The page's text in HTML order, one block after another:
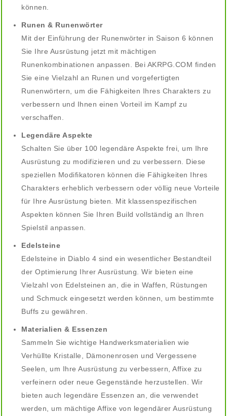
können.
Runen & Runenwörter
Mit der Einführung der Runenwörter in Saison 6 können
Sie Ihre Ausrüstung jetzt mit mächtigen
Runenkombinationen anpassen. Bei AKRPG.COM finden
Sie eine Vielzahl an Runen und vorgefertigten
Runenwörtern, um die Fähigkeiten Ihres Charakters zu
verbessern und Ihnen einen Vorteil im Kampf zu
verschaffen.
Legendäre Aspekte
Schalten Sie über 100 legendäre Aspekte frei, um Ihre
Ausrüstung zu modifizieren und zu verbessern. Diese
speziellen Modifikatoren können die Fähigkeiten Ihres
Charakters erheblich verbessern oder völlig neue Vorteile
für Ihre Ausrüstung bieten. Mit klassenspezifischen
Aspekten können Sie Ihren Build vollständig an Ihren
Spielstil anpassen.
Edelsteine
Edelsteine in Diablo 4 sind ein wesentlicher Bestandteil
der Optimierung Ihrer Ausrüstung. Wir bieten eine
Vielzahl von Edelsteinen an, die in Waffen, Rüstungen
und Schmuck eingesetzt werden können, um bestimmte
Buffs zu gewähren.
Materialien & Essenzen
Sammeln Sie wichtige Handwerksmaterialien wie
Verhüllte Kristalle, Dämonenrosen und Vergessene
Seelen, um Ihre Ausrüstung zu verbessern, Affixe zu
verfeinern oder neue Gegenstände herzustellen. Wir
bieten auch legendäre Essenzen an, die verwendet
werden, um mächtige Affixe von legendärer Ausrüstung